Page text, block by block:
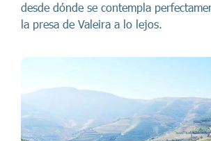
desde dónde se contempla
la presa de Valeira a lo lejos.